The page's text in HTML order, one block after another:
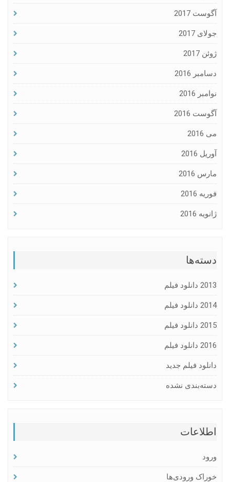
آگوست 2017
جولای 2017
ژوئن 2017
دسامبر 2016
نوامبر 2016
آگوست 2016
می 2016
آوریل 2016
مارس 2016
فوریه 2016
ژانویه 2016
دسته‌ها
2013 دانلود فیلم
2014 دانلود فیلم
2015 دانلود فیلم
2016 دانلود فیلم
دانلود فیلم جدید
دسته‌بندی نشده
اطلاعات
ورود
خوراک ورودی‌ها